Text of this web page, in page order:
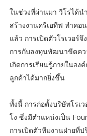
ในช่วงที่ผ่านมา วีโร่ได้น
สร้างงานครีเอทีฟ ทำค
แล้ว การเปิดตัวโรเวอร์
การกับลงทุนพัฒนาขีดคว
เกิดการเรียนรู้ภายในอ
ลูกค้าได้มากยิ่งขึ้น
ทั้งนี้ การก่อตั้งบริษัทโรเ
โง ซึ่งมีตำแหน่งเป็น
การเปิดตัวทีมงานฝ่ายที่